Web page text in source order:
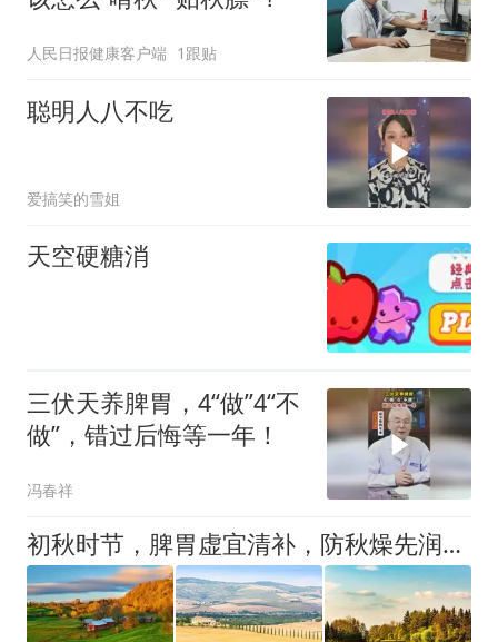
人民日报健康客户端 1跟贴
聪明人八不吃
爱搞笑的雪姐
天空硬糖消
三伏天养脾胃，4“做”4“不
做”，错过后悔等一年！
冯春祥
初秋时节，脾胃虚宜清补，防秋燥先润肺！